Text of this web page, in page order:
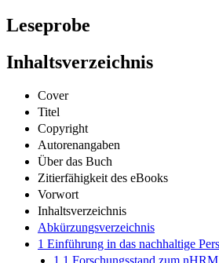
Leseprobe
Inhaltsverzeichnis
Cover
Titel
Copyright
Autorenangaben
Über das Buch
Zitierfähigkeit des eBooks
Vorwort
Inhaltsverzeichnis
Abkürzungsverzeichnis
1 Einführung in das nachhaltige
1.1 Forschungsstand zum